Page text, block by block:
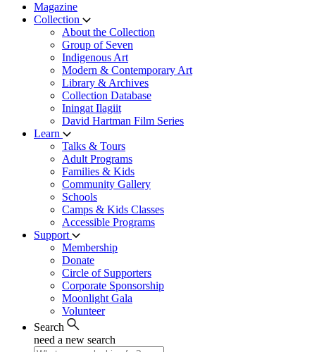
Magazine
Collection
About the Collection
Group of Seven
Indigenous Art
Modern & Contemporary Art
Library & Archives
Collection Database
Iningat Ilagiit
David Hartman Film Series
Learn
Talks & Tours
Adult Programs
Families & Kids
Community Gallery
Schools
Camps & Kids Classes
Accessible Programs
Support
Membership
Donate
Circle of Supporters
Corporate Sponsorship
Moonlight Gala
Volunteer
Search
need a new search